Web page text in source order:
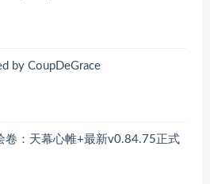
by CoupDeGrace
卷：天幕心帷+最新v0.84.75正式